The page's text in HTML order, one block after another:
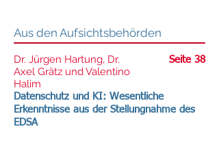
Aus den Aufsichtsbehörden
Dr. Jürgen Hartung, Dr.
Axel Grätz und Valentino
Halim
Datenschutz und KI: Wesentliche
Erkenntnisse aus der Stellungnahme des
EDSA
Seite 38